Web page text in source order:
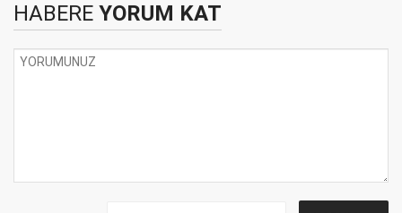
HABERE YORUM KAT